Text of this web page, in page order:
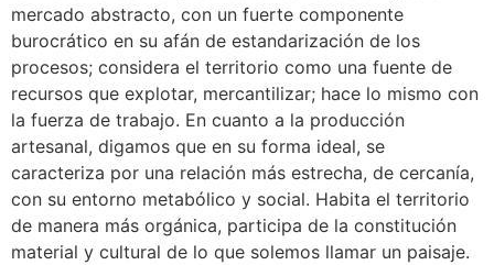
mercado abstracto, con un fuerte componente
burocrático en su afán de estandarización de los
procesos; considera el territorio como una fuente de
recursos que explotar, mercantilizar; hace lo mismo con
la fuerza de trabajo. En cuanto a la producción
artesanal, digamos que en su forma ideal, se
caracteriza por una relación más estrecha, de cercanía,
con su entorno metabólico y social. Habita el territorio
de manera más orgánica, participa de la constitución
material y cultural de lo que solemos llamar un paisaje.